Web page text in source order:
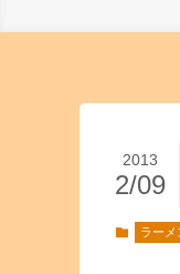
2013
2/09
ラーメ